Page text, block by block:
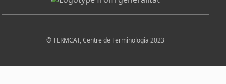
© TERMCAT, Centre de Terminologia 2023